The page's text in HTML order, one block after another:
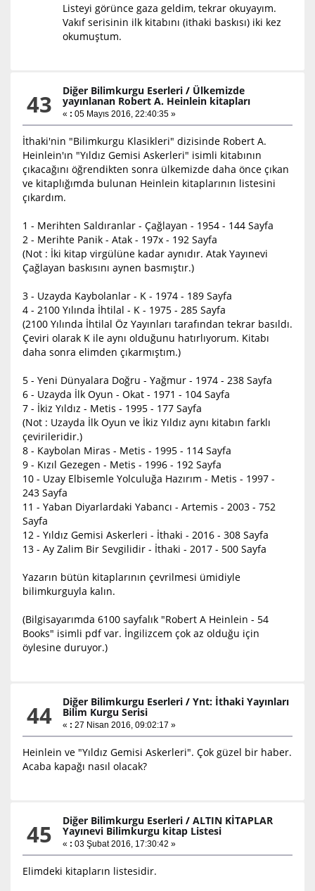
Listeyi görünce gaza geldim, tekrar okuyayım.
Vakıf serisinin ilk kitabını (ithaki baskısı) iki kez
okumuştum.
43 Diğer Bilimkurgu Eserleri / Ülkemizde
yayınlanan Robert A. Heinlein kitapları
« : 05 Mayıs 2016, 22:40:35 »
İthaki'nin "Bilimkurgu Klasikleri" dizisinde Robert A.
Heinlein'ın "Yıldız Gemisi Askerleri" isimli kitabının
çıkacağını öğrendikten sonra ülkemizde daha önce çıkan
ve kitaplığımda bulunan Heinlein kitaplarının listesini
çıkardım.
1 - Merihten Saldıranlar - Çağlayan - 1954 - 144 Sayfa
2 - Merihte Panik - Atak - 197x - 192 Sayfa
(Not : İki kitap virgülüne kadar aynıdır. Atak Yayınevi
Çağlayan baskısını aynen basmıştır.)
3 - Uzayda Kaybolanlar - K - 1974 - 189 Sayfa
4 - 2100 Yılında İhtilal - K - 1975 - 285 Sayfa
(2100 Yılında İhtilal Öz Yayınları tarafından tekrar basıldı.
Çeviri olarak K ile aynı olduğunu hatırlıyorum. Kitabı
daha sonra elimden çıkarmıştım.)
5 - Yeni Dünyalara Doğru - Yağmur - 1974 - 238 Sayfa
6 - Uzayda İlk Oyun - Okat - 1971 - 104 Sayfa
7 - İkiz Yıldız - Metis - 1995 - 177 Sayfa
(Not : Uzayda İlk Oyun ve İkiz Yıldız aynı kitabın farklı
çevirileridir.)
8 - Kaybolan Miras - Metis - 1995 - 114 Sayfa
9 - Kızıl Gezegen - Metis - 1996 - 192 Sayfa
10 - Uzay Elbisemle Yolculuğa Hazırım - Metis - 1997 -
243 Sayfa
11 - Yaban Diyarlardaki Yabancı - Artemis - 2003 - 752
Sayfa
12 - Yıldız Gemisi Askerleri - İthaki - 2016 - 308 Sayfa
13 - Ay Zalim Bir Sevgilidir - İthaki - 2017 - 500 Sayfa
Yazarın bütün kitaplarının çevrilmesi ümidiyle
bilimkurguyla kalın.
(Bilgisayarımda 6100 sayfalık "Robert A Heinlein - 54
Books" isimli pdf var. İngilizcem çok az olduğu için
öylesine duruyor.)
44 Diğer Bilimkurgu Eserleri /Ynt: İthaki Yayınları
Bilim Kurgu Serisi
« : 27 Nisan 2016, 09:02:17 »
Heinlein ve "Yıldız Gemisi Askerleri". Çok güzel bir haber.
Acaba kapağı nasıl olacak?
45 Diğer Bilimkurgu Eserleri /ALTIN KİTAPLAR
Yayınevi Bilimkurgu kitap Listesi
« : 03 Şubat 2016, 17:30:42 »
Elimdeki kitapların listesidir.